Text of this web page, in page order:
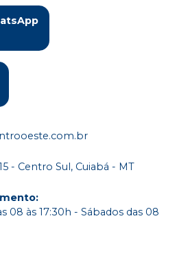
- Centro Sul, Cuiabá - MT
:
08 às 17:30h - Sábados das 08